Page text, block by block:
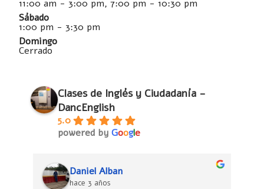
11:00 am - 3:00 pm, 7:00 pm - 10:30 pm
Sábado
1:00 pm - 3:30 pm
Domingo
Cerrado
Clases de Inglés y Ciudadanía -
DancEnglish
5.0
powered by Google
Daniel Alban
hace 3 años